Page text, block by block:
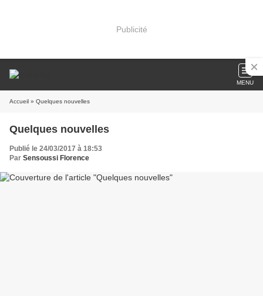
Publicité
MENU
Accueil » Quelques nouvelles
Quelques nouvelles
Publié le 24/03/2017 à 18:53
Par Sensoussi Florence